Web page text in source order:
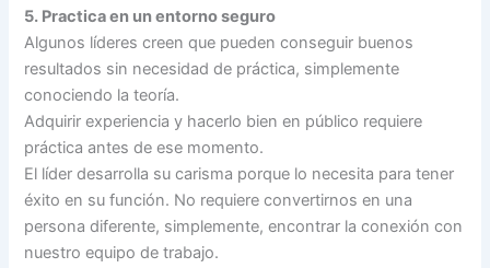
5. Practica en un entorno seguro
Algunos líderes creen que pueden conseguir buenos
resultados sin necesidad de práctica, simplemente
conociendo la teoría.
Adquirir experiencia y hacerlo bien en público requiere
práctica antes de ese momento.
El líder desarrolla su carisma porque lo necesita para tener
éxito en su función. No requiere convertirnos en una
persona diferente, simplemente, encontrar la conexión con
nuestro equipo de trabajo.